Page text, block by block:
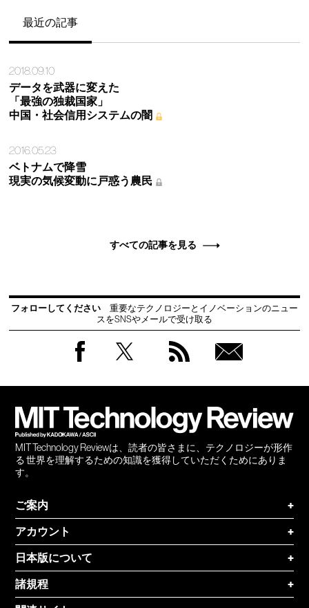
最近の記事
2018.09.10
データを武器に変えた
「最強の独裁国家」
中国・社会信用システムの闇
2016.05.23
ベトナムで降雪
現実の気候変動に戸惑う農民
すべての記事を見る
フォローしてください
重要なテクノロジーとイノベーションのニュー
スをSNSやメールで受け取る
MIT Technology Reviewは、読者の皆さまに、テクノロジーが形作
る 世界を理解するための知識を獲得していただくためにありま
す。
ご案内
+
アカウント
+
日本版について
+
諸規程
+